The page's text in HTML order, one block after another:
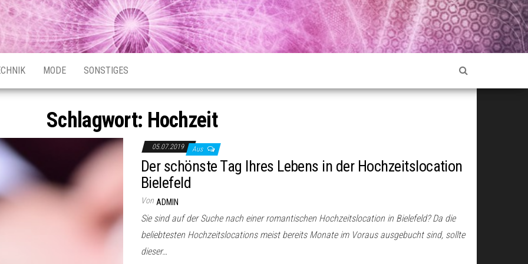
MODE SONSTIGES
Schlagwort: Hochzeit
05.07.2019 Aus
Der schönste Tag Ihres Lebens in der Hochzeitslocation
Bielefeld
Von ADMIN
Sie sind auf der Suche nach einer romantischen Hochzeitslocation in Bielefeld? Da die
beliebtesten Hochzeitslocations meist bereits Monate im Voraus ausgebucht sind, sollte
dieser…